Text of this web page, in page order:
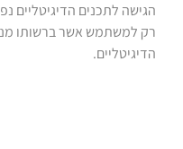
הגישה לתכנים הדיגיטליים
רק למשתמש אשר ברשותו
הדיגיטליים.